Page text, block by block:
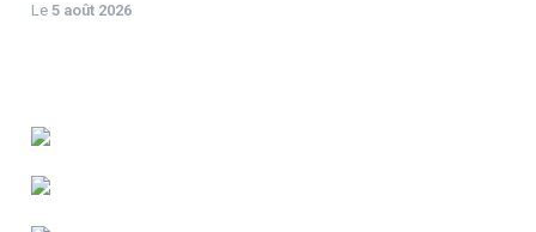
Le5 août 2026